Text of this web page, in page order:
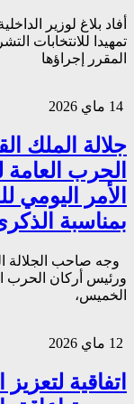
أفاد بلاغ لوزير
تمهيدا للانتخابات
المقرر إجراؤها
جلالة الملك
الحرب
الأمر اليومي
بمناسبة الذكرى ال 70
وجه صاحب الجلالة
ورئيس أركان الحرب
الخميس،
اتفاقية